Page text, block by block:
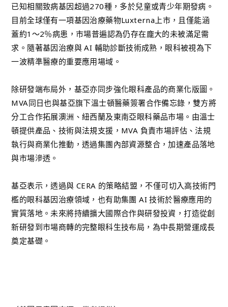
已知相關致病基因超過270種，多於兒童或青少年期發病。
目前全球僅有一項基因治療藥物Luxterna上市，且僅能涵
蓋約1～2％病患，市場普遍認為仍存在龐大的未被滿足需
求。隨著基因治療與 AI 輔助診斷技術成熟，眼科被視為下
一波精準醫療的重要應用場域。
除研發端布局外，基亞亦同步強化眼科產品的商業化版圖。
MVA同日也與基亞旗下溫士頓醫藥簽署合作備忘錄，雙方將
分工合作拓展澳洲、紐西蘭及東南亞眼科藥品市場。由溫士
頓提供產品、技術與法規支援，MVA 負責市場評估、法規
執行與商業化推動，透過集團內部資源整合，加速產品落地
與市場滲透。
基亞表示，透過與 CERA 的策略結盟，不僅可切入高技術門
檻的眼科基因治療領域，也有助集團 AI 技術於醫療應用的
實質落地。未來將持續擴大國際合作與研發投資，打造從創
新研發到市場商轉的完整眼科生技布局，為中長期營運成長
奠定基礎。